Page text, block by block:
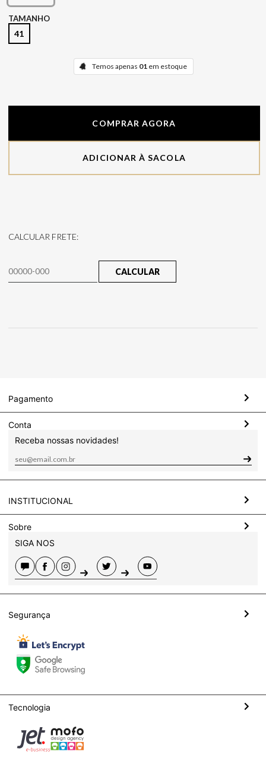
TAMANHO
41
Temos apenas 01em estoque
COMPRAR AGORA
ADICIONAR À SACOLA
CALCULAR FRETE:
CALCULAR
Pagamento
Conta
Receba nossas novidades!
INSTITUCIONAL
Sobre
SIGA NOS
Segurança
Tecnologia